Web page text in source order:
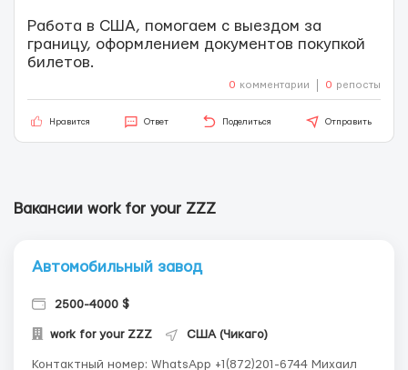
Работа в США, помогаем с выездом за
границу, оформлением документов покупкой
билетов.
0 комментарии 0 репосты
Нравится Ответ Поделиться Отправить
Вакансии work for your ZZZ
Автомобильный завод
2500-4000 $
work for your ZZZ США (Чикаго)
Контактный номер: WhatsApp +1(872)201-6744 Михаил